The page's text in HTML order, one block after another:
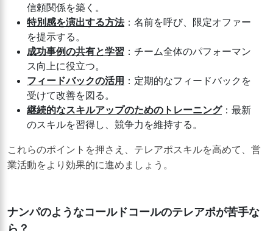
信頼関係を築く。
特別感を演出する方法：名前を呼び、限定オファー
を提示する。
成功事例の共有と学習 ：チーム全体のパフォーマン
ス向上に役立つ。
フィードバックの活用 ：定期的なフィードバックを
受けて改善を図る。
継続的なスキルアップのためのトレーニング：最新
のスキルを習得し、競争力を維持する。
これらのポイントを押さえ、テレアポスキルを高めて、営
業活動をより効果的に進めましょう。
ナンパのようなコールドコールのテレアポが苦手な